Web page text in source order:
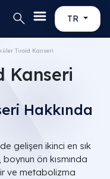
TR
Tiroid Kanseri
Kanseri
Hakkında
gelişen ikinci en sık
ön kısmında
ve metabolizma